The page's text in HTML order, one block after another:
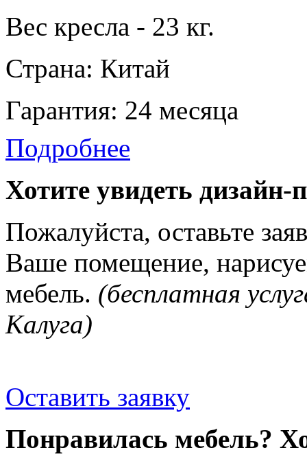
Вес кресла - 23 кг.
Страна: Китай
Гарантия: 24 месяца
Подробнее
Хотите увидеть дизайн-
Пожалуйста, оставьте
Ваше помещение,
мебель. (бесплатная
Калуга)
Оставить заявку
Понравилась мебель?